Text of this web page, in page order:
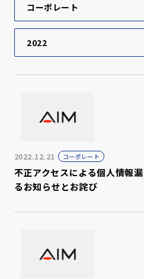
2022.12.21 コーポレート
不正アクセスによる個人情報
るお知らせとお詫び